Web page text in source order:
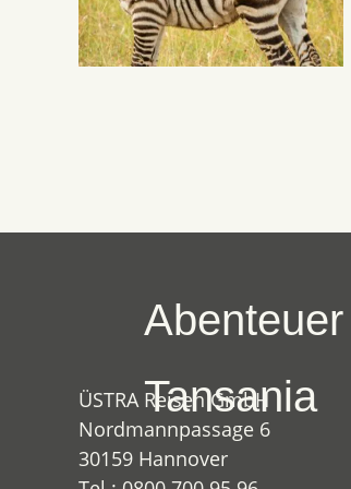
Abenteuer
Tansania
ÜSTRA Reisen GmbH
Nordmannpassage 6
30159 Hannover